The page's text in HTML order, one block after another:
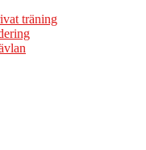
träning